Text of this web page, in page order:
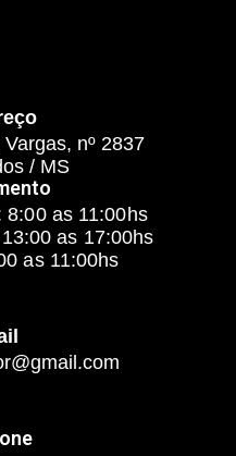
nº 2837
/ MS
8:00 as 11:00hs
as 17:00hs
as 11:00hs